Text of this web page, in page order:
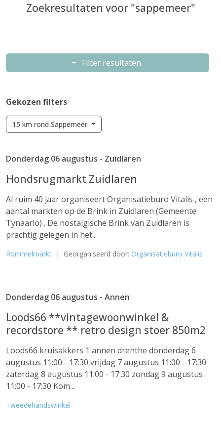
Zoekresultaten voor "sappemeer"
Filter resultaten
Gekozen filters
15 km rond Sappemeer
Donderdag 06 augustus - Zuidlaren
Hondsrugmarkt Zuidlaren
Al ruim 40 jaar organiseert Organisatieburo Vitalis , een
aantal markten op de Brink in Zuidlaren (Gemeente
Tynaarlo) . De nostalgische Brink van Zuidlaren is
prachtig gelegen in het...
Rommelmarkt | Georganiseerd door: Organisatieburo Vitalis
Donderdag 06 augustus - Annen
Loods66 **vintagewoonwinkel &
recordstore ** retro design stoer 850m2
Loods66 kruisakkers 1 annen drenthe donderdag 6
augustus 11:00 - 17:30 vrijdag 7 augustus 11:00 - 17:30
zaterdag 8 augustus 11:00 - 17:30 zondag 9 augustus
11:00 - 17:30 Kom...
Tweedehandswinkel